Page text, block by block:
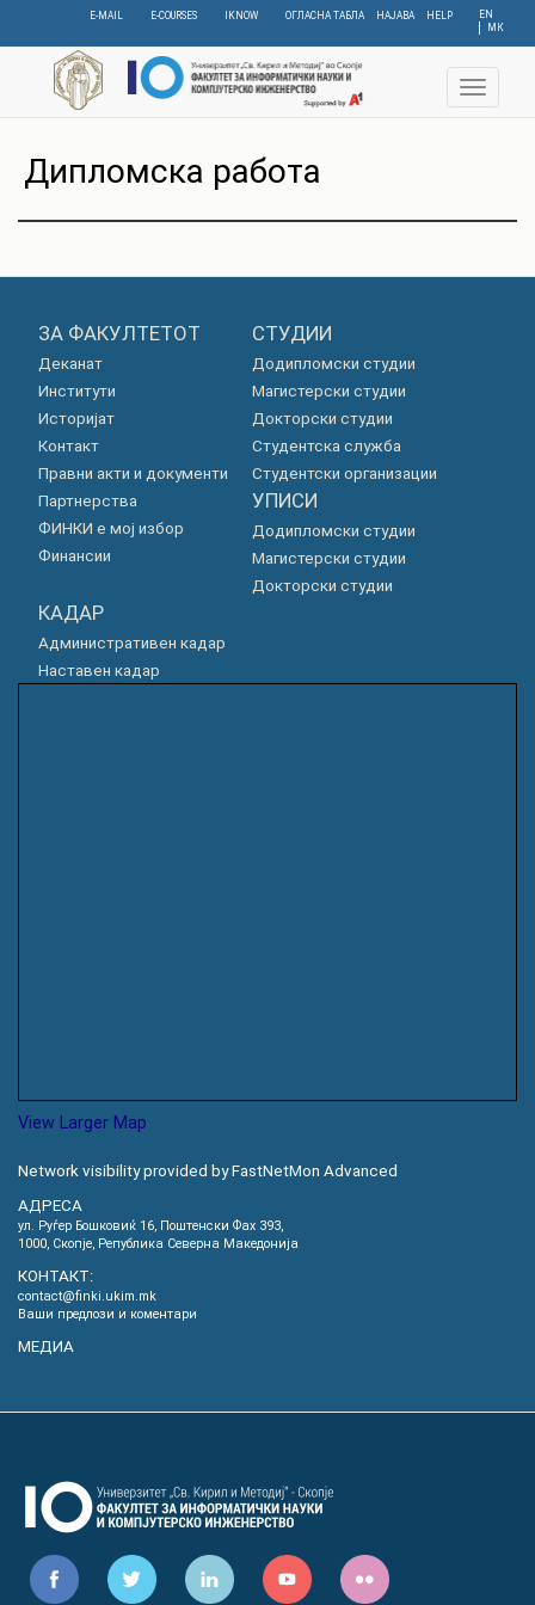
content
EN
МК
E-MAIL E-COURSES IKNOW ОГЛАСНА ТАБЛА НАЈАВА HELP
Toggle
Дипломска работа
ЗА ФАКУЛТЕТОТ
Деканат
Институти
Историјат
Контакт
Правни акти и документи
Партнерства
ФИНКИ е мој избор
Финансии
СТУДИИ
Додипломски студии
Магистерски студии
Докторски студии
Студентска служба
Студентски организации
УПИСИ
Додипломски студии
Магистерски студии
Докторски студии
КАДАР
Административен кадар
Наставен кадар
View Larger Map
Network visibility provided by FastNetMon Advanced
АДРЕСА
ул. Руѓер Бошковиќ 16, Пoштенски Фах 393,
1000, Скопје, Република Северна Македонија
КОНТАКТ:
contact@finki.ukim.mk
Ваши предлози и коментари
МЕДИА